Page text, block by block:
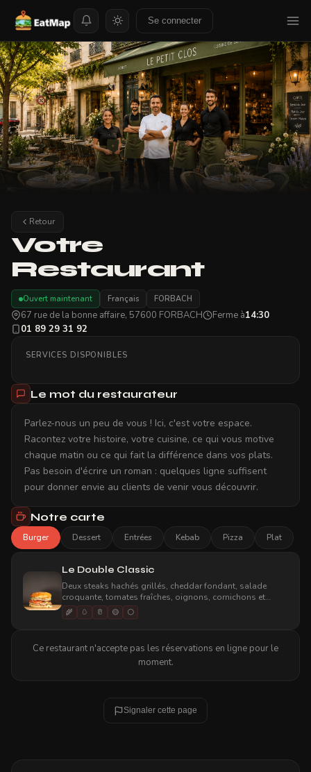
Se connecter
Retour
Votre
Restaurant
Ouvert maintenant Français FORBACH
67 rue de la bonne affaire, 57600 FORBACH Ferme à14:30
01 89 29 31 92
SERVICES DISPONIBLES
Le mot du restaurateur
Parlez-nous un peu de vous ! Ici, c'est votre espace.
Racontez votre histoire, votre cuisine, ce qui vous motive
chaque matin ou ce qui fait la différence dans vos plats.
Pas besoin d'écrire un roman : quelques ligne suffisent
pour donner envie au clients de venir vous découvrir.
Notre carte
Burger Dessert Entrées Kebab Pizza Plat
Le Double Classic
Deux steaks hachés grillés, cheddar fondant, salade
croquante, tomates fraîches, oignons, cornichons et
sauce burger maison, le tout dans un pain brioché au
graines de sésame. Un incontournable pour les amateurs
🌾 🥚 🥛 🟡 ⚪
Ce restaurant n'accepte pas les réservations en ligne pour le
moment.
Signaler cette page